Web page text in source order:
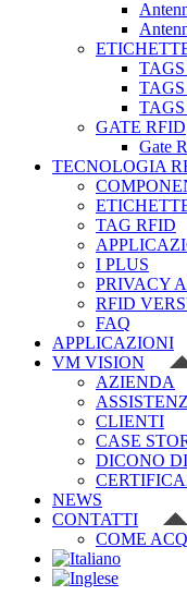
TAGS
GATE RFID
Gate
TECNOLOGIA
TAG RFID
I PLUS
PRIVACY
RFID
FAQ
APPLICAZIONI
VM VISION
AZIENDA
CLIENTI
CASE
DICONO
NEWS
CONTATTI
COME